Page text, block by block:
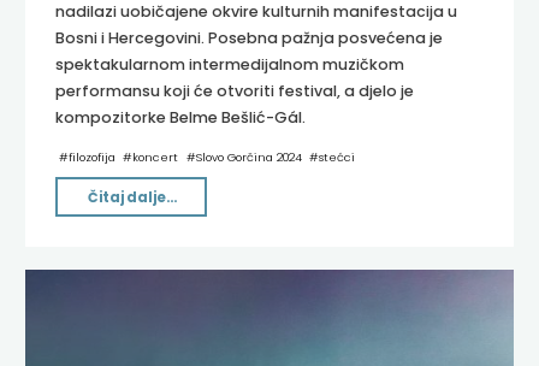
nadilazi uobičajene okvire kulturnih manifestacija u
Bosni i Hercegovini. Posebna pažnja posvećena je
spektakularnom intermedijalnom muzičkom
performansu koji će otvoriti festival, a djelo je
kompozitorke Belme Bešlić-Gál.
#filozofija #koncert #Slovo Gorčina 2024 #stećci
Čitaj dalje...
uma
(V^2/C^2))1]"